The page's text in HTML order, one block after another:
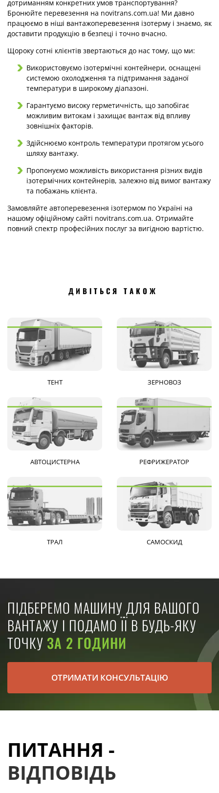
дотриманням конкретних умов транспортування?
Бронюйте перевезення на novitrans.com.ua! Ми давно
працюємо в ніші вантажоперевезення ізотерму і знаємо, як
доставити продукцію в безпеці і точно вчасно.
Щороку сотні клієнтів звертаються до нас тому, що ми:
Використовуємо ізотермічні контейнери, оснащені
системою охолодження та підтримання заданої
температури в широкому діапазоні.
Гарантуємо високу герметичність, що запобігає
можливим витокам і захищає вантаж від впливу
зовнішніх факторів.
Здійснюємо контроль температури протягом усього
шляху вантажу.
Пропонуємо можливість використання різних видів
ізотермічних контейнерів, залежно від вимог вантажу
та побажань клієнта.
Замовляйте автоперевезення ізотермом по Україні на
нашому офіційному сайті novitrans.com.ua. Отримайте
повний спектр професійних послуг за вигідною вартістю.
ДИВІТЬСЯ ТАКОЖ
ТЕНТ ЗЕРНОВОЗ
АВТОЦИСТЕРНА РЕФРИЖЕРАТОР
ТРАЛ САМОСКИД
ПІДБЕРЕМО МАШИНУ ДЛЯ ВАШОГО
ВАНТАЖУ І ПОДАМО ЇЇ В БУДЬ-ЯКУ
ТОЧКУ ЗА 2 ГОДИНИ
ОТРИМАТИ КОНСУЛЬТАЦІЮ
ПИТАННЯ -
ВІДПОВІДЬ